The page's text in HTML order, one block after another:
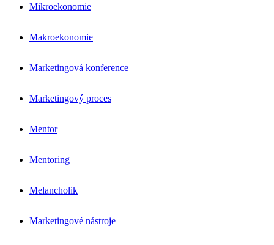
Mikroekonomie
Makroekonomie
Marketingová konference
Marketingový proces
Mentor
Mentoring
Melancholik
Marketingové nástroje